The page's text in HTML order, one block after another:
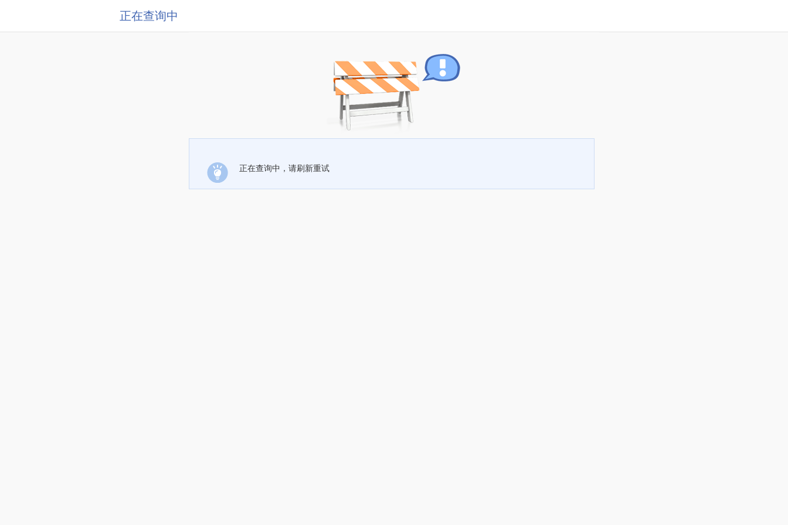
正在查询中
正在查询中，请刷新重试